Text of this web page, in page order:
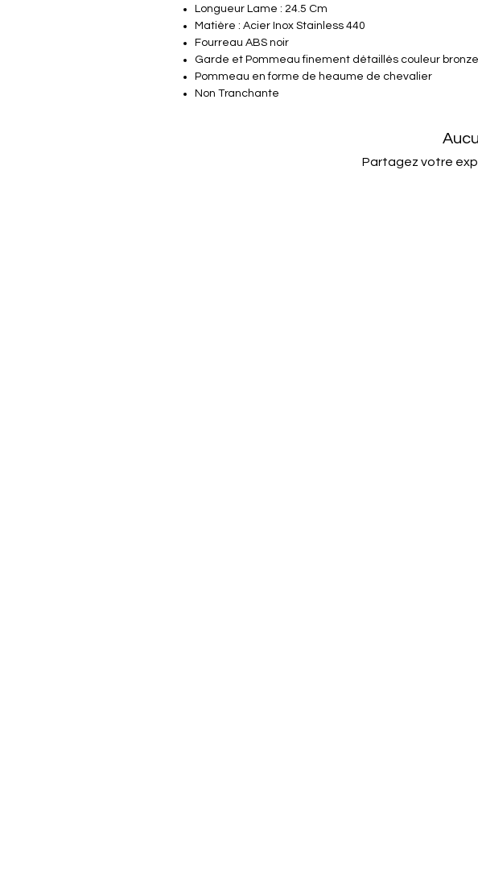
Longueur Lame : 24.5 Cm
Matière : Acier Inox Stainless 440
Fourreau ABS noir
Garde et Pommeau finement détaillés couleur bronze
Pommeau en forme de heaume de chevalier
Non Tranchante
Partagez votre